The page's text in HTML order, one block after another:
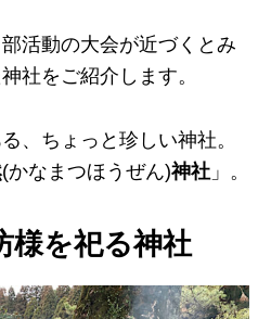
活動の大会が近づくとみ
社をご紹介します。
、ちょっと珍しい神社。
(かなまつほうぜん)神社 」。
様を祀る神社